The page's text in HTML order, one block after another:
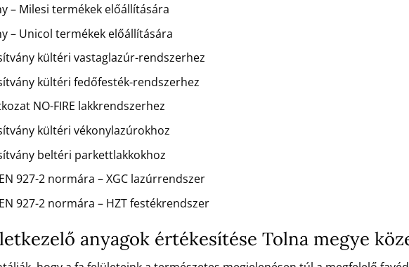
– Milesi termékek előállítására
– Unicol termékek előállítására
kültéri vastaglazúr-rendszerhez
kültéri fedőfesték-rendszerhez
NO-FIRE lakkrendszerhez
kültéri vékonylazúrokhoz
beltéri parkettlakkokhoz
927-2 normára – XGC lazúrrendszer
927-2 normára – HZT festékrendszer
anyagok értékesítése Tolna megye